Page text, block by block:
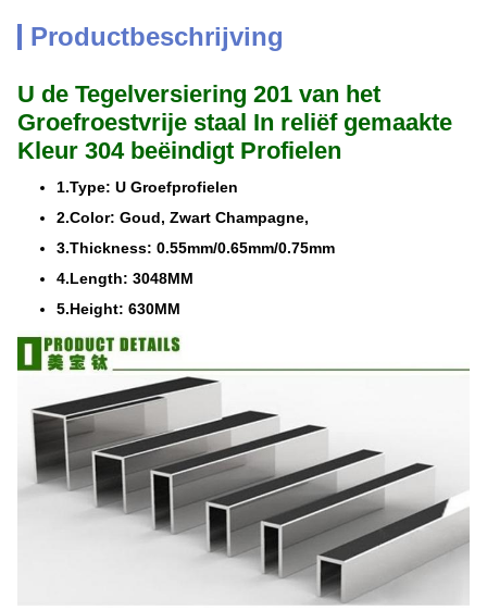
Productbeschrijving
U de Tegelversiering 201 van het
Groefroestvrije staal In reliëf gemaakte
Kleur 304 beëindigt Profielen
1.Type: U Groefprofielen
2.Color: Goud, Zwart Champagne,
3.Thickness: 0.55mm/0.65mm/0.75mm
4.Length: 3048MM
5.Height: 630MM